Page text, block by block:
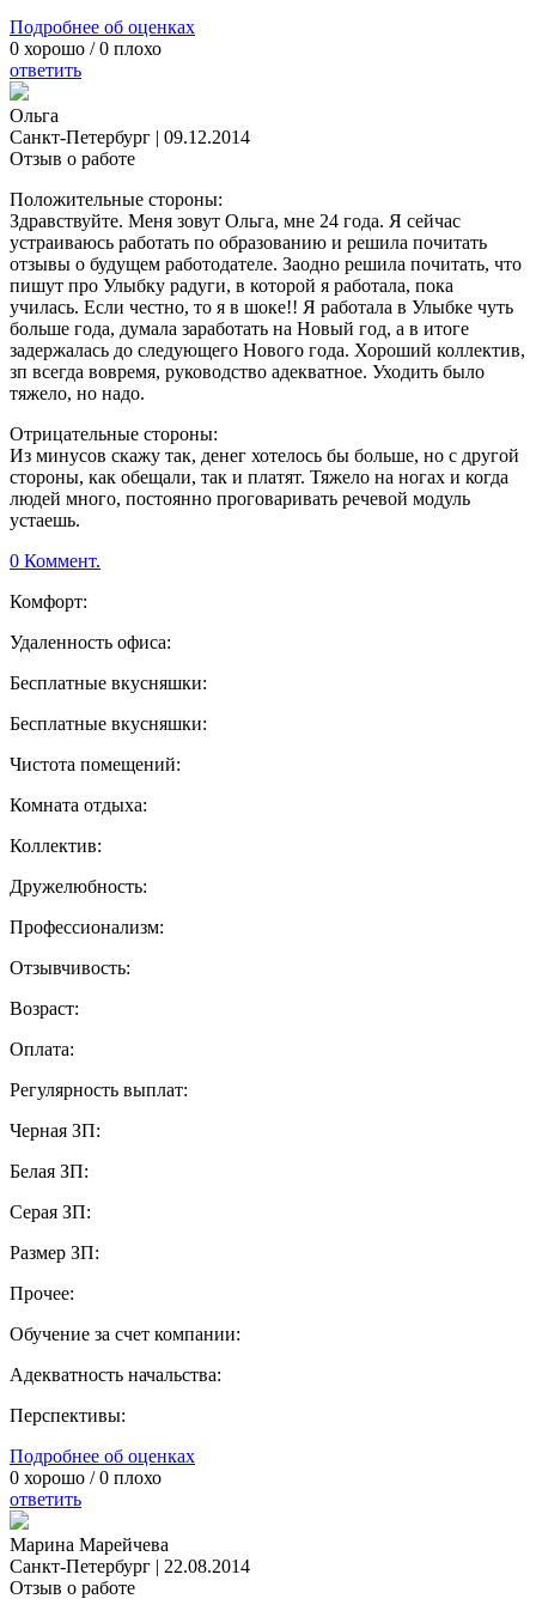
Подробнее об оценках
0 хорошо /0 плохо
ответить
Ольга
Санкт-Петербург | 09.12.2014
Отзыв о работе
Положительные стороны:
Здравствуйте. Меня зовут Ольга, мне 24 года. Я сейчас
устраиваюсь работать по образованию и решила почитать
отзывы о будущем работодателе. Заодно решила почитать, что
пишут про Улыбку радуги, в которой я работала, пока
училась. Если честно, то я в шоке!! Я работала в Улыбке чуть
больше года, думала заработать на Новый год, а в итоге
задержалась до следующего Нового года. Хороший коллектив,
зп всегда вовремя, руководство адекватное. Уходить было
тяжело, но надо.
Отрицательные стороны:
Из минусов скажу так, денег хотелось бы больше, но с другой
стороны, как обещали, так и платят. Тяжело на ногах и когда
людей много, постоянно проговаривать речевой модуль
устаешь.
0 Коммент.
Комфорт:
Удаленность офиса:
Бесплатные вкусняшки:
Бесплатные вкусняшки:
Чистота помещений:
Комната отдыха:
Коллектив:
Дружелюбность:
Профессионализм:
Отзывчивость:
Возраст:
Оплата:
Регулярность выплат:
Черная ЗП:
Белая ЗП:
Серая ЗП:
Размер ЗП:
Прочее:
Обучение за счет компании:
Адекватность начальства:
Перспективы:
Подробнее об оценках
0 хорошо /0 плохо
ответить
Марина Марейчева
Санкт-Петербург | 22.08.2014
Отзыв о работе